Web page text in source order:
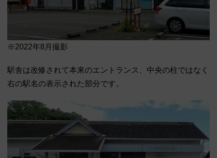
※2022年8月撮影
駅舎は改修されて本来のエントランス、中央の柱ではなく
右の駅名の表示された部分です。